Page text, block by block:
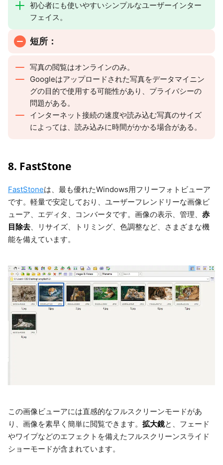
初心者にも使いやすいシンプルなユーザーインター
フェイス。
短所：
写真の閲覧はオンラインのみ。
Googleはアップロードされた写真をデータマイニン
グの目的で使用する可能性があり、プライバシーの
問題がある。
インターネット接続の速度や読み込む写真のサイズ
によっては、読み込みに時間がかかる場合がある。
8. FastStone
FastStoneは、最も優れたWindows用フリーフォトビューア
です。軽量で安定しており、ユーザーフレンドリーな画像ビ
ューア、エディタ、コンバータです。画像の表示、管理、 赤
目除去、リサイズ、トリミング、色調整など、さまざまな機
能を備えています。
この画像ビューアには直感的なフルスクリーンモードがあ
り、画像を素早く簡単に閲覧できます。 拡大鏡と、フェード
やワイプなどのエフェクトを備えたフルスクリーンスライド
ショーモードが含まれています。